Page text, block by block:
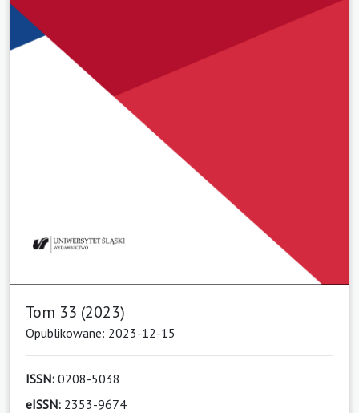
Tom 33 (2023)
Opublikowane: 2023-12-15
ISSN: 0208-5038
eISSN: 2353-9674